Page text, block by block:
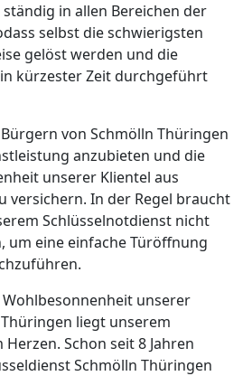
in allen Bereichen der
selbst die schwierigsten
gelöst werden und die
kürzester Zeit durchgeführt
von Schmölln Thüringen
anzubieten und die
unserer Klientel aus
versichern. In der Regel braucht
Schlüsselnotdienst nicht
um eine einfache Türöffnung
unserer
liegt unserem
Schon seit 8 Jahren
Schmölln Thüringen